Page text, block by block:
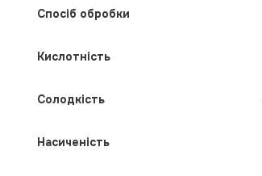
Спосіб обробки
Кислотність
Солодкість
Насиченість